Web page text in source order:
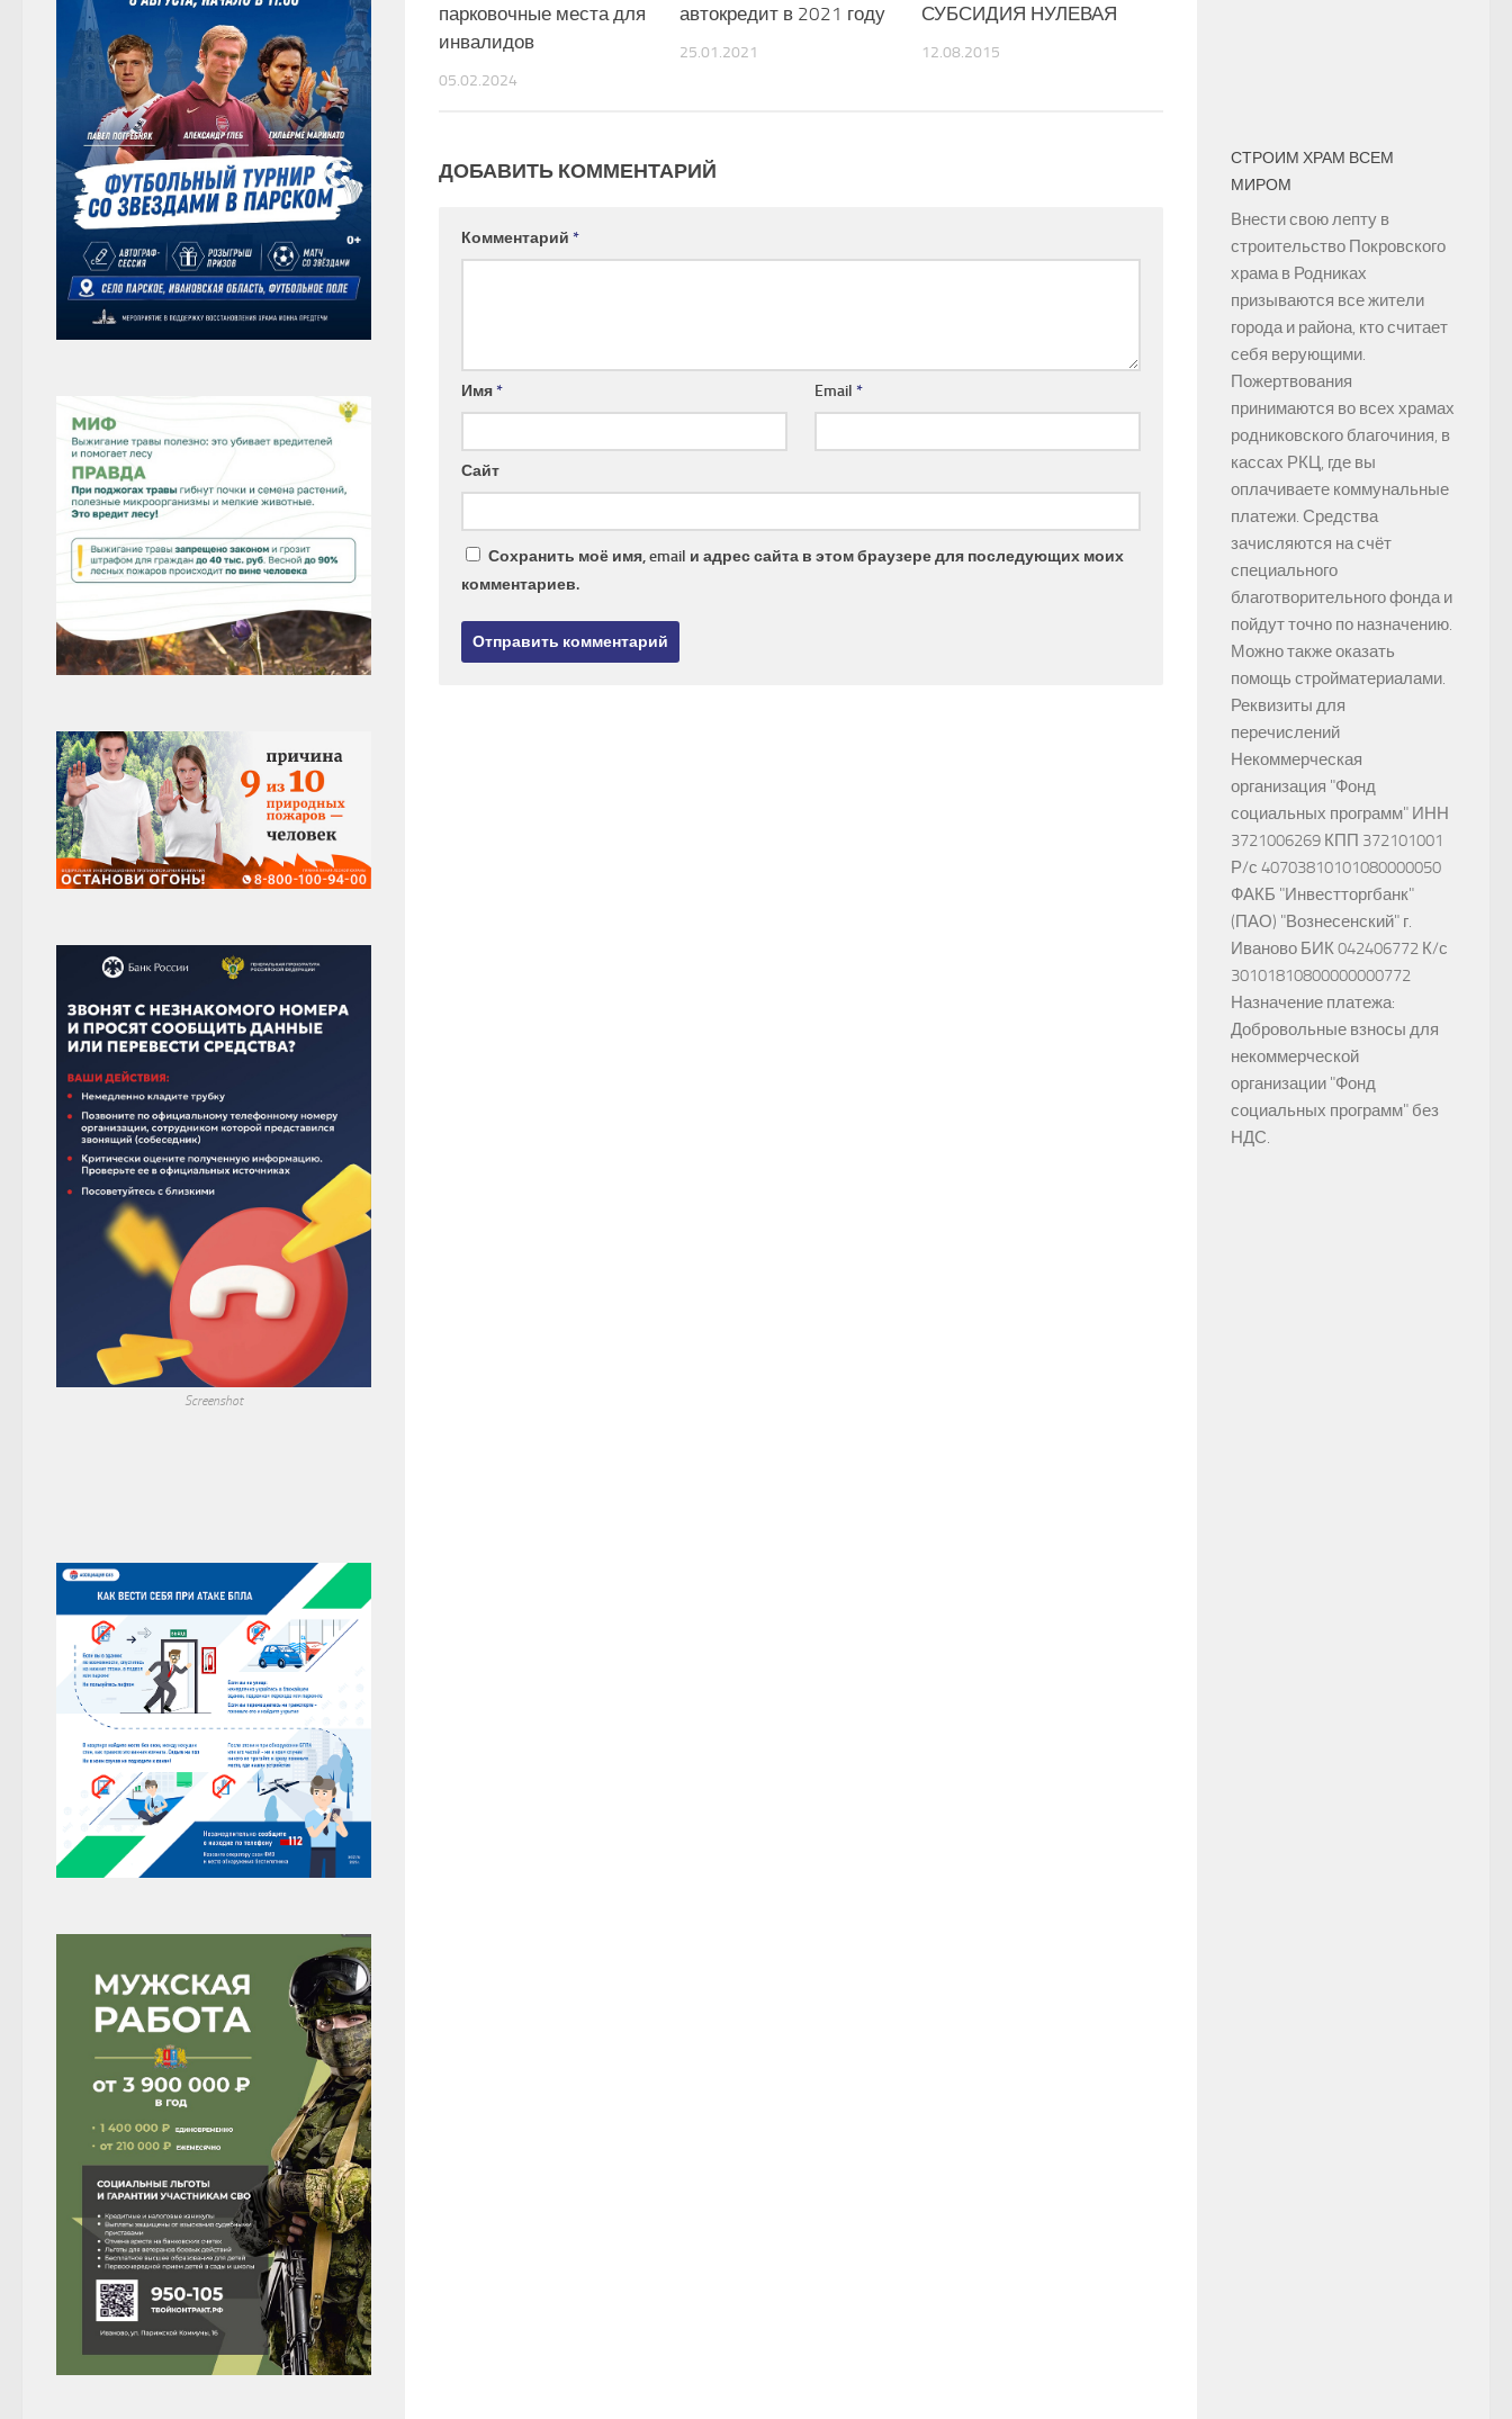
парковочные места для
инвалидов
05.02.2024
автокредит в 2021 году
25.01.2021
СУБСИДИЯ НУЛЕВАЯ
12.08.2015
ДОБАВИТЬ КОММЕНТАРИЙ
Комментарий *
Имя* Email*
Сайт
Сохранить моё имя, email и адрес сайта в этом браузере для последующих моих
комментариев.
Screenshot
СТРОИМ ХРАМ ВСЕМ
МИРОМ
Внести свою лепту в
строительство Покровского
храма в Родниках
призываются все жители
города и района, кто считает
себя верующими.
Пожертвования
принимаются во всех храмах
родниковского благочиния, в
кассах РКЦ, где вы
оплачиваете коммунальные
платежи. Средства
зачисляются на счёт
специального
благотворительного фонда и
пойдут точно по назначению.
Можно также оказать
помощь стройматериалами.
Реквизиты для
перечислений
Некоммерческая
организация "Фонд
социальных программ" ИНН
3721006269 КПП 372101001
Р/с 40703810101080000050
ФАКБ "Инвестторгбанк"
(ПАО) "Вознесенский" г.
Иваново БИК 042406772 К/с
30101810800000000772
Назначение платежа:
Добровольные взносы для
некоммерческой
организации "Фонд
социальных программ" без
НДС.